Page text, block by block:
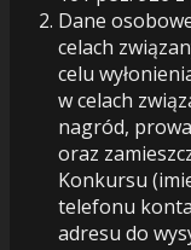
Dane
celach
celu
w celach
nagród,
oraz
Konkursu
telefonu
adresu do